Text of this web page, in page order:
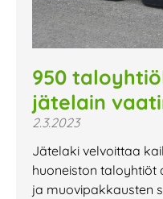
950
jätelain
2.3.2023
Jätelaki velvoittaa
huoneiston taloyhtiöt
ja muovipakkausten